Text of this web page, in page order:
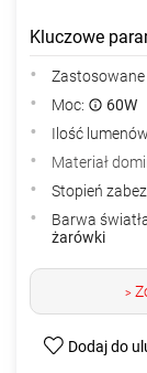
Kluczowe
Zastosowane
Moc:
60W
Ilość
Materiał
Stopień
Barwa
żarówki
>
Dodaj do